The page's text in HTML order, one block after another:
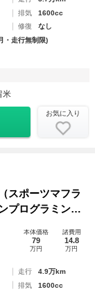
排気
1600cc
修復
なし
・走行無制限)
米
お気に入り
スポーツマフラ
ログラミン
ロッツェリア
コ 禁煙車
本体価格
79
万円
諸費用
14.8
万円
走行
4.9万km
排気
1600cc